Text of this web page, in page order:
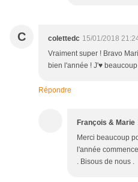
C colettedc 15/01/2018
Vraiment super ! Bravo
bien l'année ! J'♥
Répondre
François & Marie
Merci beaucoup
l'année
. Bisous de nous .